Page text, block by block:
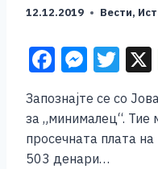
12.12.2019 Вести,
F
c
e
M
ss
e
T
wi
tt
er
Запознајте се со
за „минималец“. Тие
просечната плата
503 денари…